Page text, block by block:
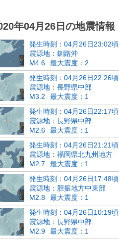
年04月26日の地震情報
発生時刻：04月26日23:02頃
震源地：釧路沖
M4.6
最大震度：2
発生時刻：04月26日22:26頃
震源地：長野県中部
M3.2
最大震度：1
発生時刻：04月26日22:17頃
震源地：長野県中部
M2.6
最大震度：1
発生時刻：04月26日21:21頃
震源地：福岡県北九州地方
M2.7
最大震度：1
発生時刻：04月26日17:48頃
震源地：胆振地方中東部
M2.8
最大震度：1
発生時刻：04月26日10:19頃
震源地：長野県中部
M2.9
最大震度：1